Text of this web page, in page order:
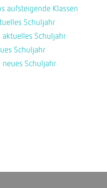
aufsteigende Klassen
Schuljahr
aktuelles Schuljahr
Schuljahr
Schuljahr